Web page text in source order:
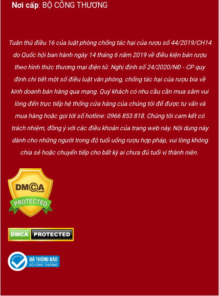
Nơi cấp: BỘ CÔNG THƯƠNG
Tuân thủ điều 16 của luật phòng chống tác hại của rượu số 44/2019/CH14
do Quốc hội ban hành ngày 14 tháng 6 năm 2019 về điều kiện bán rượu
theo hình thức thương mại điện tử. Nghị định số 24/2020/NĐ - CP quy
định chi tiết một số điều luật văn phòng, chống tác hại của rượu bia về
kinh doanh bán hàng qua mạng. Quý khách có nhu cầu cần mua sắm vui
lòng đến trực tiếp hệ thống cửa hàng của chúng tôi để được tư vấn và
mua hàng hoặc gọi tới số hotline: 0966 853 818. Chúng tôi cam kết có
trách nhiệm, đồng ý với các điều khoản của trang web này. Nội dung này
dành cho những người trong độ tuổi uống rượu hợp pháp, vui lòng không
chia sẻ hoặc chuyển tiếp cho bất kỳ ai chưa đủ tuổi vị thành niên.